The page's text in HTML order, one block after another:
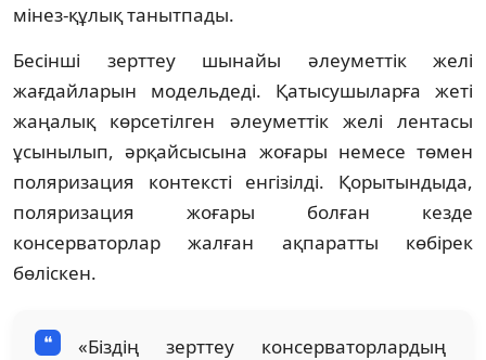
мінез-құлық танытпады.
Бесінші зерттеу шынайы әлеуметтік желі
жағдайларын модельдеді. Қатысушыларға жеті
жаңалық көрсетілген әлеуметтік желі лентасы
ұсынылып, әрқайсысына жоғары немесе төмен
поляризация контексті енгізілді. Қорытындыда,
поляризация жоғары болған кезде
консерваторлар жалған ақпаратты көбірек
бөліскен.
«Біздің зерттеу консерваторлардың